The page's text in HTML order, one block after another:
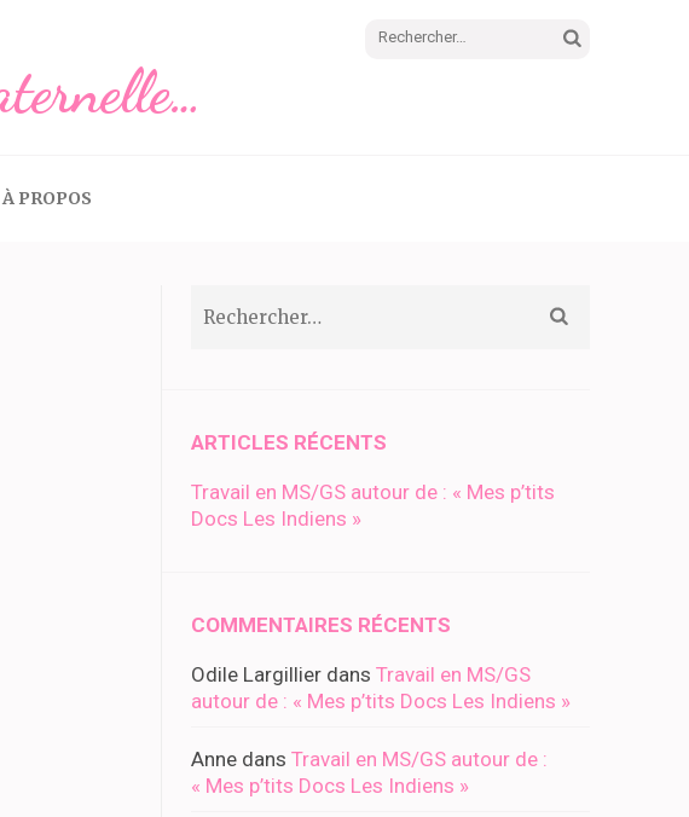
Rechercher :
À PROPOS
ARTICLES RÉCENTS
Travail en MS/GS autour de : « Mes p’tits
Docs Les Indiens »
COMMENTAIRES RÉCENTS
Odile Largillier dans Travail en MS/GS
autour de : « Mes p’tits Docs Les Indiens »
Anne dans Travail en MS/GS autour de :
« Mes p’tits Docs Les Indiens »